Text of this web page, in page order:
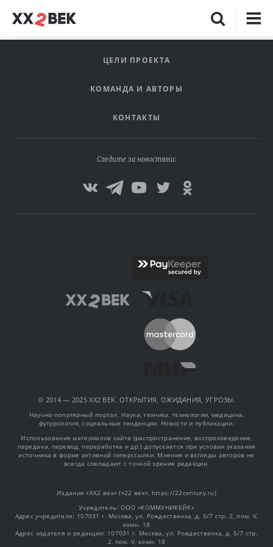
ЦЕЛИ ПРОЕКТА
КОМАНДА И АВТОРЫ
КОНТАКТЫ
Следите за новостями:
© 2014 — 2025 XX2 ВЕК. ОТКРЫТИЯ, ОЖИДАНИЯ, УГРОЗЫ.
Научно-популярный портал. Наука, техника, технологии, медицина,
футурология, социальные тенденции. Новости и публикации.
Использование материалов сайта (распространение, воспроизведение,
передача, перевод, переработка и др.) допускается при условии указания
источника в форме активной гиперссылки. Мнения и взгляды авторов не
всегда совпадают с точкой зрения редакции.
Издание «XX2 век» («22 век», https://22century.ru)
Учредитель: OOO «КОММУНИКЕЙК»
Адрес учредителя: 107031 г. Москва, ул. Рождественка, д. 5/7 стр. 2, пом. V,
комн. 18
Адрес издателя и редакции: 107031 г. Москва, ул. Рождественка, д. 5/7 стр.
2, пом. V, комн. 18